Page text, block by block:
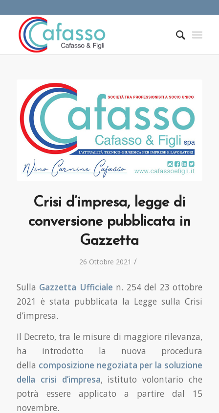
Crisi d’impresa, legge di
conversione pubblicata in
Gazzetta
26 Ottobre 2021 /
Sulla Gazzetta Ufficiale n. 254 del 23 ottobre
2021 è stata pubblicata la Legge sulla Crisi
d’impresa.
Il Decreto, tra le misure di maggiore rilevanza,
ha introdotto la nuova procedura
della composizione negoziata per la soluzione
della crisi d’impresa, istituto volontario che
potrà essere applicato a partire dal 15
novembre.